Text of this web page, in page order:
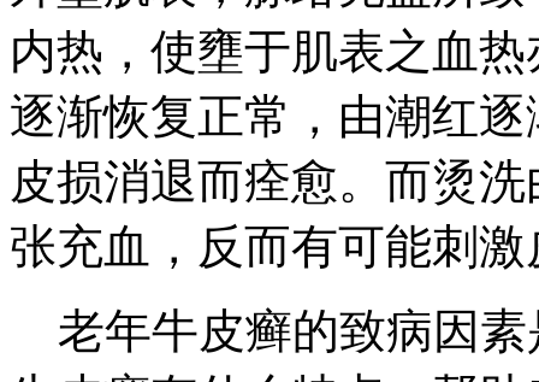
内热，使壅于肌表之血
逐渐恢复正常，由潮红
皮损消退而痊愈。而烫
张充血，反而有可能刺
老年牛皮癣的致病因素